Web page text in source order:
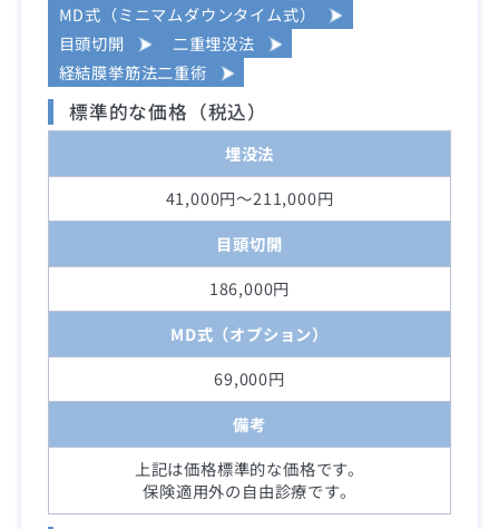
MD式（ミニマムダウンタイム式）
目頭切開
二重埋没法
経結膜挙筋法二重術
標準的な価格（税込）
埋没法
41,000円～211,000円
目頭切開
186,000円
MD式（オプション）
69,000円
備考
上記は価格標準的な価格です。
保険適用外の自由診療です。